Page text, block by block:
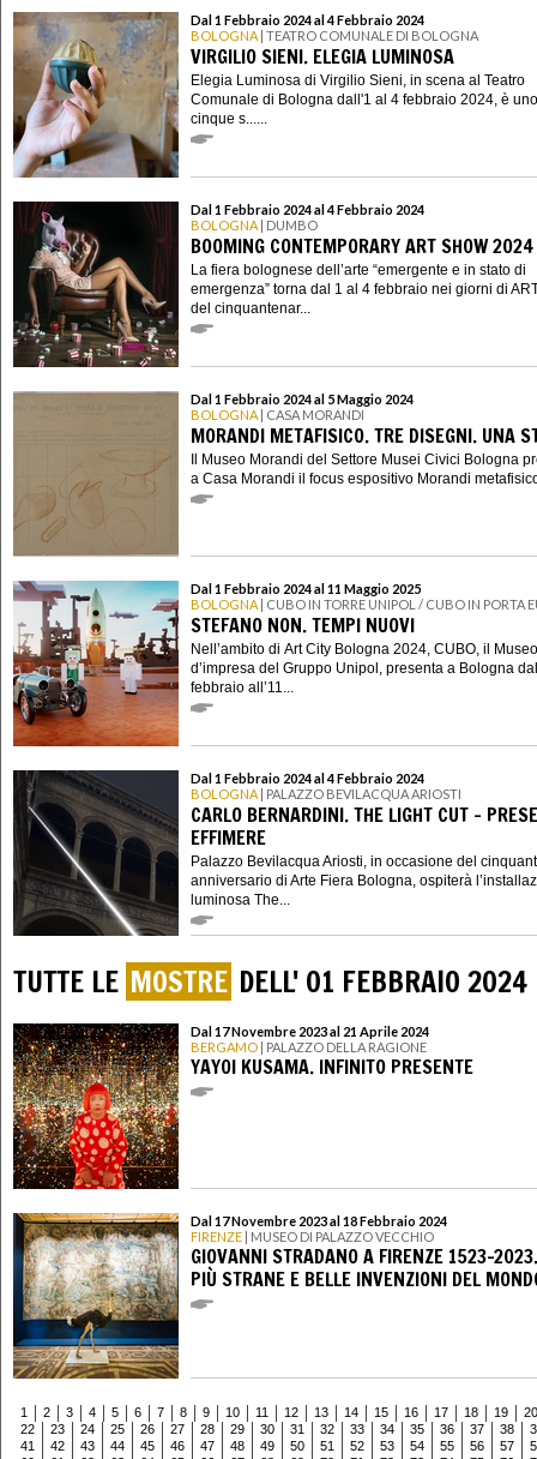
Dal 1 Febbraio 2024 al 4 Febbraio 2024
BOLOGNA | TEATRO COMUNALE DI BOLOGNA
VIRGILIO SIENI. ELEGIA LUMINOSA
Elegia Luminosa di Virgilio Sieni, in scena al Teatro
Comunale di Bologna dall'1 al 4 febbraio 2024, è
cinque s......
Dal 1 Febbraio 2024 al 4 Febbraio 2024
BOLOGNA | DUMBO
BOOMING CONTEMPORARY ART SHOW 2024
La fiera bolognese dell’arte “emergente e in stato di
emergenza” torna dal 1 al 4 febbraio nei giorni di
del cinquantenar...
Dal 1 Febbraio 2024 al 5 Maggio 2024
BOLOGNA | CASA MORANDI
MORANDI METAFISICO. TRE DISEGNI. UNA
Il Museo Morandi del Settore Musei Civici Bologna
a Casa Morandi il focus espositivo Morandi
Dal 1 Febbraio 2024 al 11 Maggio 2025
BOLOGNA | CUBO IN TORRE UNIPOL / CUBO IN PORTA
STEFANO NON. TEMPI NUOVI
Nell’ambito di Art City Bologna 2024, CUBO, il Museo
d’impresa del Gruppo Unipol, presenta a Bologna
febbraio all’11...
Dal 1 Febbraio 2024 al 4 Febbraio 2024
BOLOGNA | PALAZZO BEVILACQUA ARIOSTI
CARLO BERNARDINI. THE LIGHT CUT –
EFFIMERE
Palazzo Bevilacqua Ariosti, in occasione del
anniversario di Arte Fiera Bologna, ospiterà
luminosa The...
TUTTE LE MOSTRE DELL' 01 FEBBRAIO 2024
Dal 17 Novembre 2023 al 21 Aprile 2024
BERGAMO | PALAZZO DELLA RAGIONE
YAYOI KUSAMA. INFINITO PRESENTE
Dal 17 Novembre 2023 al 18 Febbraio 2024
FIRENZE | MUSEO DI PALAZZO VECCHIO
GIOVANNI STRADANO A FIRENZE 1523-
PIÙ STRANE E BELLE INVENZIONI DEL
1 2 3 4 5 6 7 8 9 10 11 12 13 14 15 16 17 18 19
20
22
23 24 25 26 27 28 29 30 31 32 33 34 35 36 37 38
41
42 43 44 45 46 47 48 49 50 51 52 53 54 55 56 57